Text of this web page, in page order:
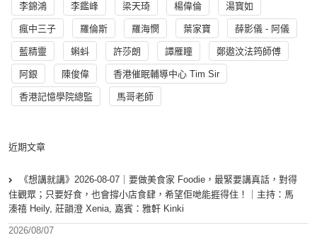
李錦鴻 李鑑峰 梁天琦 楊偉倫 湯寳如
瘋中三子 羅倫斯 羅海憫 葉家寶 薛影儀 - 阿儀
藍精靈 蝌蚪 許莎朗 譚雁瞳 鄭遨汶法筠師傅
阿銀 陳俊偉 香港催眠輔導中心 Tim Sir
香港記憶學院總監 馬哥老師
近期文章
《想講就講》2026-08-07｜要做美食家 Foodie，最緊要講真話，對得
住觀眾；只要好食，也會撐小店食肆，希望佢哋能捱得住！｜主持：馬
溱禧 Heily, 莊韻澄 Xenia, 嘉賓：雅軒 Kinki
2026/08/07